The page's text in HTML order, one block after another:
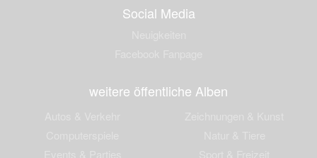
Social Media
weitere öffentliche Alben